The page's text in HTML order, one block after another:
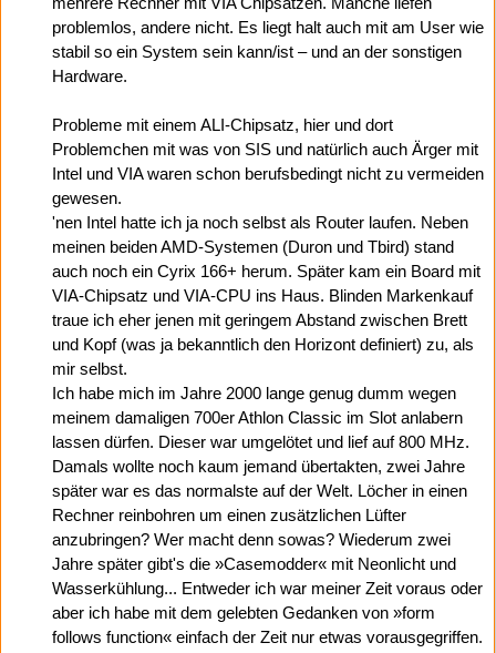
problemlos, andere nicht. Es liegt halt auch mit am User wie
stabil so ein System sein kann/ist – und an der sonstigen
Hardware.
Probleme mit einem ALI-Chipsatz, hier und dort
Problemchen mit was von SIS und natürlich auch Ärger mit
Intel und VIA waren schon berufsbedingt nicht zu vermeiden
gewesen.
'nen Intel hatte ich ja noch selbst als Router laufen. Neben
meinen beiden AMD-Systemen (Duron und Tbird) stand
auch noch ein Cyrix 166+ herum. Später kam ein Board mit
VIA-Chipsatz und VIA-CPU ins Haus. Blinden Markenkauf
traue ich eher jenen mit geringem Abstand zwischen Brett
und Kopf (was ja bekanntlich den Horizont definiert) zu, als
mir selbst.
Ich habe mich im Jahre 2000 lange genug dumm wegen
meinem damaligen 700er Athlon Classic im Slot anlabern
lassen dürfen. Dieser war umgelötet und lief auf 800 MHz.
Damals wollte noch kaum jemand übertakten, zwei Jahre
später war es das normalste auf der Welt. Löcher in einen
Rechner reinbohren um einen zusätzlichen Lüfter
anzubringen? Wer macht denn sowas? Wiederum zwei
Jahre später gibt's die »Casemodder« mit Neonlicht und
Wasserkühlung... Entweder ich war meiner Zeit voraus oder
aber ich habe mit dem gelebten Gedanken von »form
follows function« einfach der Zeit nur etwas vorausgegriffen.